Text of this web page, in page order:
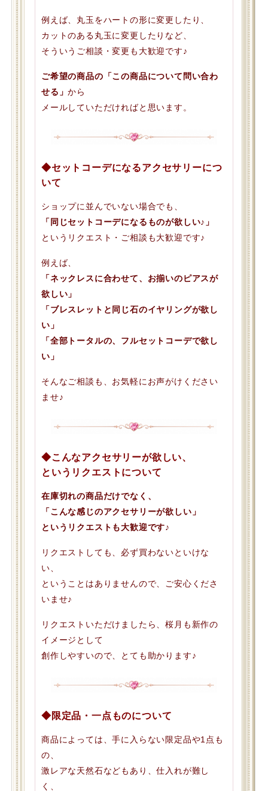
例えば、丸玉をハートの形に変更したり、
カットのある丸玉に変更したりなど、
そういうご相談・変更も大歓迎です♪
ご希望の商品の「この商品について問い合わ
せる」から
メールしていただければと思います。
◆セットコーデになるアクセサリーにつ
いて
ショップに並んでいない場合でも、
「同じセットコーデになるものが欲しい♪」
というリクエスト・ご相談も大歓迎です♪
例えば、
「ネックレスに合わせて、お揃いのピアスが
欲しい」
「ブレスレットと同じ石のイヤリングが欲し
い」
「全部トータルの、フルセットコーデで欲し
い」
そんなご相談も、お気軽にお声がけください
ませ♪
◆こんなアクセサリーが欲しい、
というリクエストについて
在庫切れの商品だけでなく、
「こんな感じのアクセサリーが欲しい」
というリクエストも大歓迎です♪
リクエストしても、必ず買わないといけな
い、
ということはありませんので、ご安心くださ
いませ♪
リクエストいただけましたら、桜月も新作の
イメージとして
創作しやすいので、とても助かります♪
◆限定品・一点ものについて
商品によっては、手に入らない限定品や1点も
の、
激レアな天然石などもあり、仕入れが難し
く、